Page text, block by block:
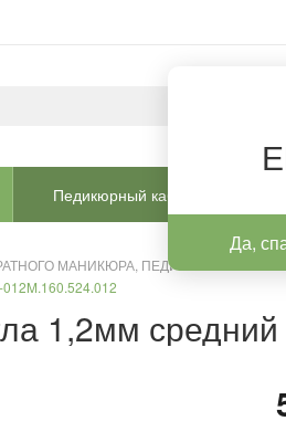
Да,
Педикюрный кабинет
МАНИКЮРА, ПЕДИКЮРА И
1,2мм